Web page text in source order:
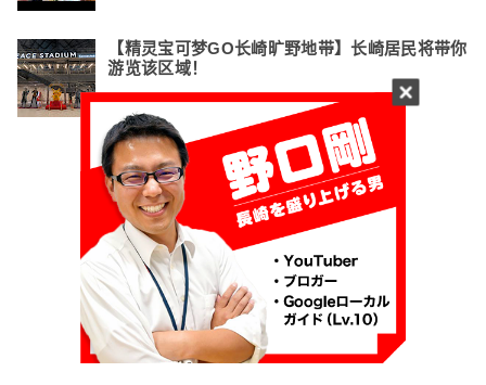
【精灵宝可梦GO长崎旷野地带】长崎居民将带你
游览该区域！